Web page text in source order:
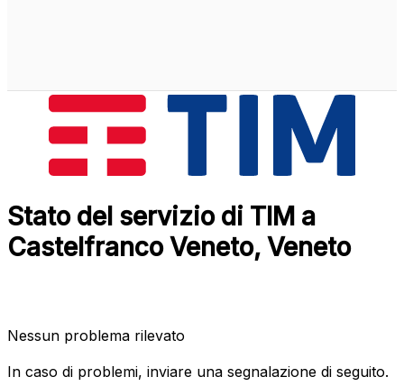
Stato del servizio di TIM a
Castelfranco Veneto, Veneto
Nessun problema rilevato
In caso di problemi, inviare una segnalazione di seguito.